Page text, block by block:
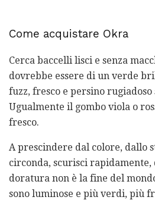
Come acquistare Okra
Cerca baccelli lisci e senza
dovrebbe essere di un verde
fuzz, fresco e persino
Ugualmente il gombo viola o
fresco.
A prescindere dal colore, dallo
circonda, scurisci
doratura non è la fine del
sono luminose e più verdi, più